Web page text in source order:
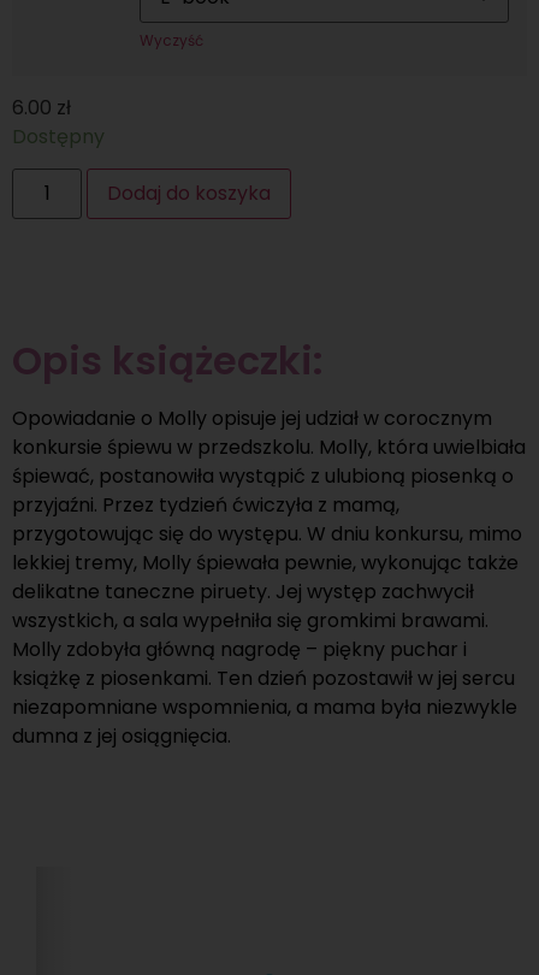
Wyczyść
6.00 zł
Dostępny
Dodaj do koszyka
Opis książeczki:
Opowiadanie o Molly opisuje jej udział w corocznym
konkursie śpiewu w przedszkolu. Molly, która uwielbiała
śpiewać, postanowiła wystąpić z ulubioną piosenką o
przyjaźni. Przez tydzień ćwiczyła z mamą,
przygotowując się do występu. W dniu konkursu, mimo
lekkiej tremy, Molly śpiewała pewnie, wykonując także
delikatne taneczne piruety. Jej występ zachwycił
wszystkich, a sala wypełniła się gromkimi brawami.
Molly zdobyła główną nagrodę – piękny puchar i
książkę z piosenkami. Ten dzień pozostawił w jej sercu
niezapomniane wspomnienia, a mama była niezwykle
dumna z jej osiągnięcia.